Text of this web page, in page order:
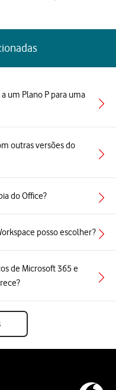
um Plano P para uma
outras versões do
do Office?
posso escolher?
de Microsoft 365 e